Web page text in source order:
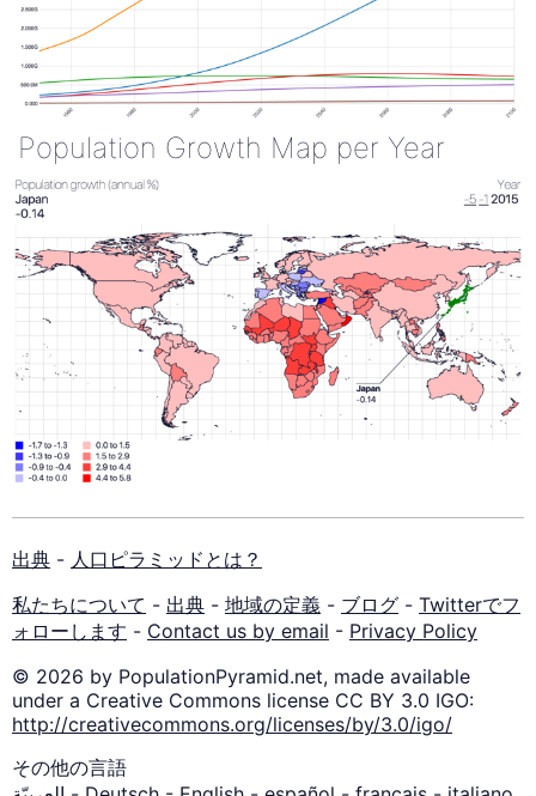
Population Growth Map per Year
出典 - 人口ピラミッドとは？
私たちについて - 出典 - 地域の定義 - ブログ - Twitterでフ
ォローします - Contact us by email - Privacy Policy
© 2026 by PopulationPyramid.net, made available
under a Creative Commons license CC BY 3.0 IGO:
http://creativecommons.org/licenses/by/3.0/igo/
その他の言語